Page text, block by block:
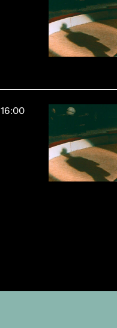
16:00